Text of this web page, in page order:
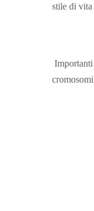
stile di vita
Importanti